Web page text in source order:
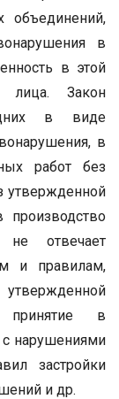
объединений,
в
в этой
лица. Закон
в виде
в
работ без
утвержденной
производство
не отвечает
и правилам,
принятие в
нарушениями
застройки
и др.